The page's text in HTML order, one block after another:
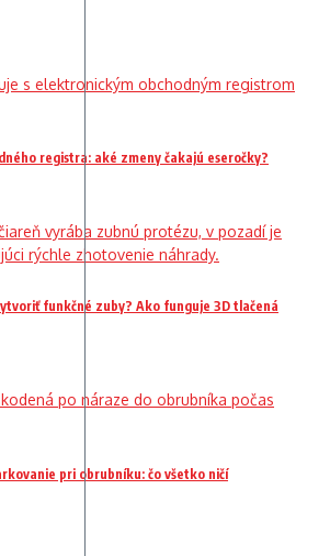
registra: aké zmeny čakajú eseročky?
funkčné zuby? Ako funguje 3D tlačená
pri obrubníku: čo všetko ničí